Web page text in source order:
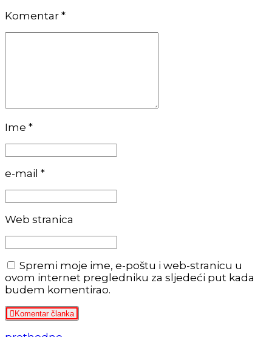
Komentar *
Ime *
e-mail *
Web stranica
Spremi moje ime, e-poštu i web-stranicu u
ovom internet pregledniku za sljedeći put kada
budem komentirao.
Komentar članka